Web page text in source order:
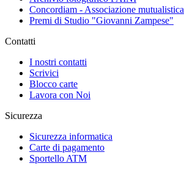
Concordiam - Associazione mutualistica
Premi di Studio "Giovanni Zampese"
Contatti
I nostri contatti
Scrivici
Blocco carte
Lavora con Noi
Sicurezza
Sicurezza informatica
Carte di pagamento
Sportello ATM